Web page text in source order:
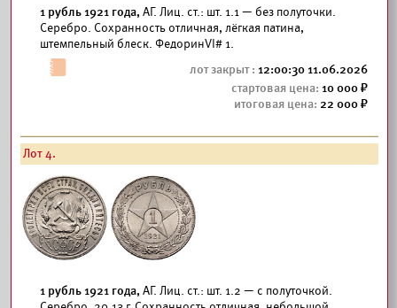
1 рубль 1921 года,АГ. Лиц. ст.: шт. 1.1 — без полуточки.
Серебро. Сохранность отличная, лёгкая патина,
штемпельный блеск. ФедоринVI# 1.
12:00:30 11.06.2026
10 000
22 000
Лот 4.
1 рубль 1921 года,АГ. Лиц. ст.: шт. 1.2 — с полуточкой.